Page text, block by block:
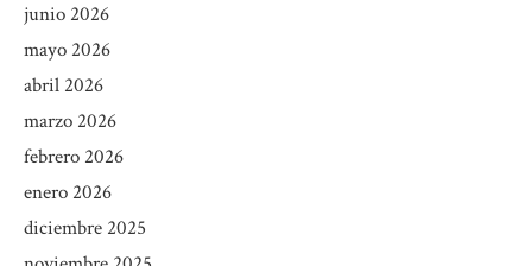
junio 2026
mayo 2026
abril 2026
marzo 2026
febrero 2026
enero 2026
diciembre 2025